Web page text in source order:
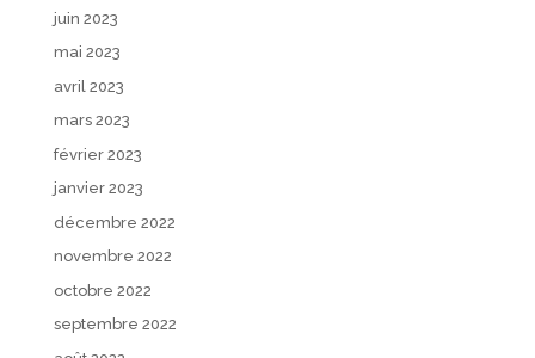
juin 2023
mai 2023
avril 2023
mars 2023
février 2023
janvier 2023
décembre 2022
novembre 2022
octobre 2022
septembre 2022